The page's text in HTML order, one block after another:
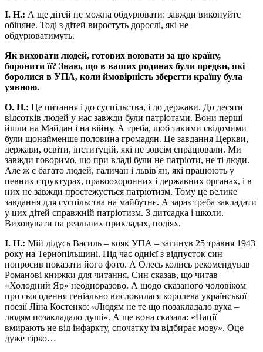
І. Н.: А ще дітей не можна обдурювати: завжди виконуйте
обіцяне. Тоді з дітей виростуть дорослі, які не
обдурюватимуть.
Як виховати людей, готових воювати за цю країну,
боронити її? Знаю, що в ваших родинах були предки, які
боролися в УПА, коли ймовірність зберегти країну була
уявною.
О. Н.: Це питання і до суспільства, і до держави. До десяти
відсотків людей у нас завжди були патріотами. Вони перші
йшли на Майдан і на війну. А треба, щоб такими свідомими
були щонайменше половина громадян. Це завдання Церкви,
держави, освіти, інституцій, які не зовсім спрацювали. Ми
завжди говоримо, що при владі були не патріоти, не ті люди.
Але ж є багато людей, галичан і львів'ян, які працюють у
певних структурах, правоохоронних і державних органах, і в
них не завжди простежується патріотизм. Тому це велике
завдання для суспільства на майбутнє. А зараз треба закладати
у цих дітей справжній патріотизм. З дитсадка і школи.
Виховувати на реальних прикладах, подіях.
І. Н.: Мій дідусь Василь – вояк УПА – загинув 25 травня 1943
року на Тернопільщині. Під час однієї з відпусток син
попросив показати його фото. А Олесь колись рекомендував
Романові книжки для читання. Син сказав, що читав
«Холодний Яр» неодноразово. А щодо сказаного чоловіком
про сьогодення геніально висловилася королева української
поезії Ліна Костенко: «Людям не те що позакладало вуха –
людям позакладало душі». А ще вона сказала: «Нації
вмирають не від інфаркту, спочатку їм відбирає мову». Оце
дуже гірко…